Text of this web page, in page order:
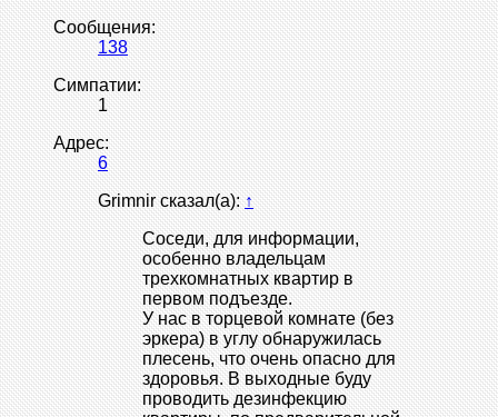
Сообщения:
138
Симпатии:
1
Адрес:
6
Grimnir сказал(а): ↑
Соседи, для информации,
особенно владельцам
трехкомнатных квартир в
первом подъезде.
У нас в торцевой комнате (без
эркера) в углу обнаружилась
плесень, что очень опасно для
здоровья. В выходные буду
проводить дезинфекцию